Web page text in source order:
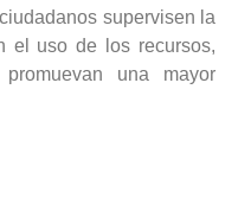
supervisen la
el uso de los recursos,
una mayor